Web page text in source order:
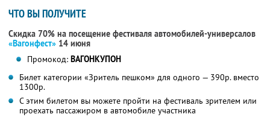
ЧТО ВЫ ПОЛУЧИТЕ
Скидка 70% на посещение фестиваля автомобилей-универсалов
«Вагонфест» 14 июня
Промокод: ВАГОНКУПОН
Билет категории «Зритель пешком» для одного — 390р. вместо
1300р.
С этим билетом вы можете пройти на фестиваль зрителем или
проехать пассажиром в автомобиле участника